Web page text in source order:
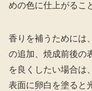
めの色に仕上がるこ
香りを補うためには
の追加、焼成前後の
を良くしたい場合は
表面に卵白を塗ると